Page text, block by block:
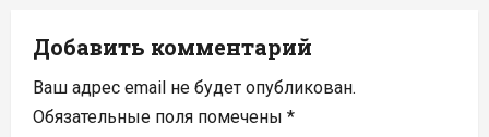
и
я
Добавить комментарий
Ваш адрес email не будет опубликован.
Обязательные поля помечены *